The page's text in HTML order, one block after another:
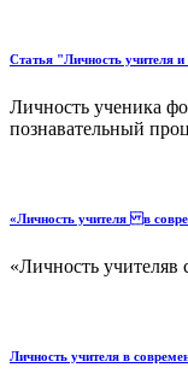
Статья "Личность учителя
Личность ученика
познавательный
«Личность учителя в
«Личность учителяв
Личность учителя в